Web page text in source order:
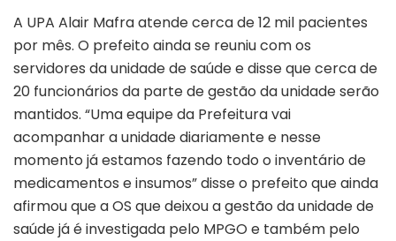
A UPA Alair Mafra atende cerca de 12 mil pacientes
por mês. O prefeito ainda se reuniu com os
servidores da unidade de saúde e disse que cerca de
20 funcionários da parte de gestão da unidade serão
mantidos. “Uma equipe da Prefeitura vai
acompanhar a unidade diariamente e nesse
momento já estamos fazendo todo o inventário de
medicamentos e insumos” disse o prefeito que ainda
afirmou que a OS que deixou a gestão da unidade de
saúde já é investigada pelo MPGO e também pelo